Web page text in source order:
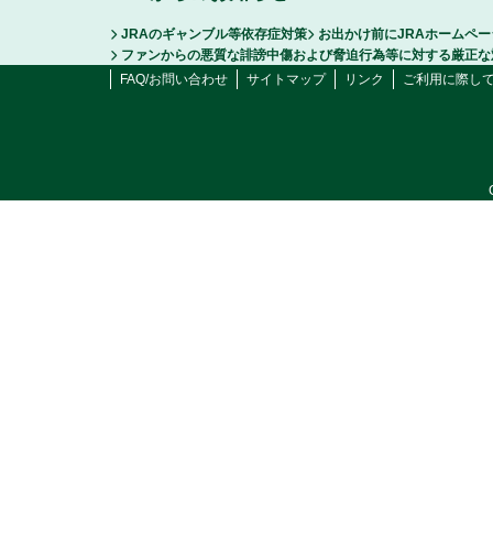
JRAのギャンブル等依存症対策
お出かけ前にJRAホームペ
ファンからの悪質な誹謗中傷および脅迫行為等に対する厳正
FAQ/お問い合わせ
サイトマップ リンク ご利用に際し